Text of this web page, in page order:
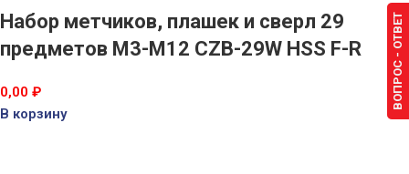
Набор метчиков, плашек и сверл 29
предметов М3-М12 CZB-29W HSS F-R
0,00 ₽
В корзину
ВОПРОС - ОТВЕТ